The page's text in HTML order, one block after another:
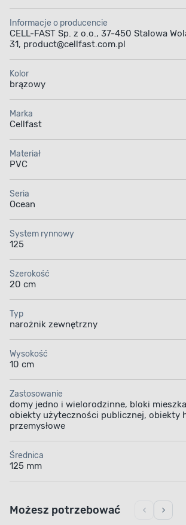
Informacje o producencie
CELL-FAST Sp. z o.o., 37-450 Stalowa
31, product@cellfast.com.pl
Kolor
brązowy
Marka
Cellfast
Materiał
PVC
Seria
Ocean
System rynnowy
125
Szerokość
20 cm
Typ
narożnik zewnętrzny
Wysokość
10 cm
Zastosowanie
domy jedno i wielorodzinne, bloki
obiekty użyteczności publicznej, obiekty
przemysłowe
Średnica
125 mm
Możesz potrzebować